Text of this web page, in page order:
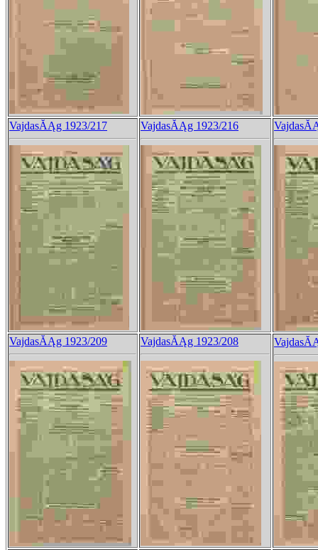
VajdasĂĄg 1923/217 VajdasĂĄg 1923/216
VajdasĂĄg 1923/209 VajdasĂĄg 1923/208